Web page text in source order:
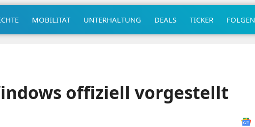
MOBILITÄT UNTERHALTUNG DEALS TICKER FOLGEN
offiziell vorgestellt